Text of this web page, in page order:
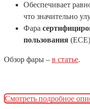
Обеспечивает
что значительно
Фара
пользования
Обзор фары – в статье.
Смотреть подробное